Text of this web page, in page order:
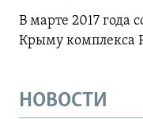
В марте 2017 года
Крыму комплекса
НОВОСТИ